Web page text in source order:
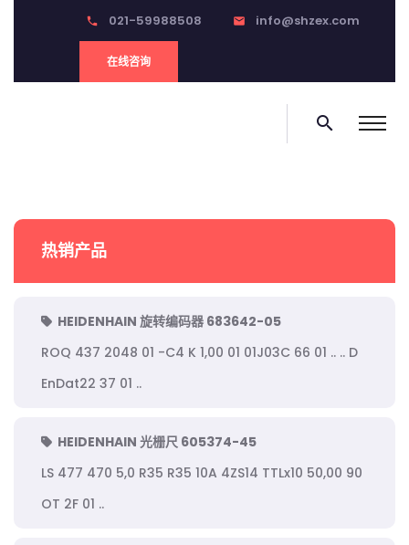
phone 021-59988508 email info@shzex.com
在线咨询
search
热销产品
HEIDENHAIN 旋转编码器 683642-05
ROQ 437 2048 01 -C4 K 1,00 01 01J03C 66 01 .. .. D
EnDat22 37 01 ..
HEIDENHAIN 光栅尺 605374-45
LS 477 470 5,0 R35 R35 10A 4ZS14 TTLx10 50,00 90
OT 2F 01 ..